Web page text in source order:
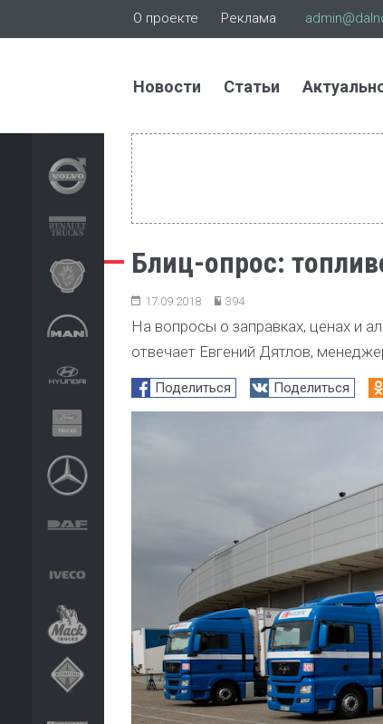
О проекте Реклама
Новости Статьи
Блиц-опрос:
17.09.2018 394
На вопросы о заправках, ценах и
отвечает Евгений Дятлов,
Поделиться Поделиться